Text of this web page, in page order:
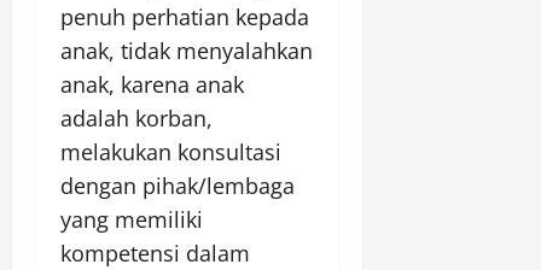
penuh perhatian kepada
anak, tidak menyalahkan
anak, karena anak
adalah korban,
melakukan konsultasi
dengan pihak/lembaga
yang memiliki
kompetensi dalam